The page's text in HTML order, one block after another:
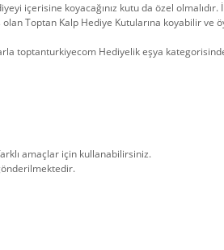
içerisine koyacağınız kutu da özel
Toptan Kalp Hediye Kutularına koyabilir ve
toptanturkiyecom Hediyelik eşya
amaçlar için kullanabilirsiniz.